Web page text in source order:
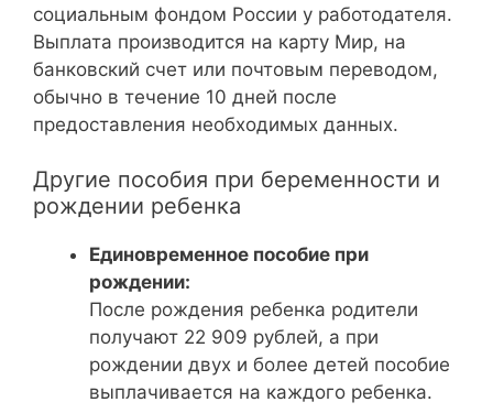
социальным фондом России у работодателя.
Выплата производится на карту Мир, на
банковский счет или почтовым переводом,
обычно в течение 10 дней после
предоставления необходимых данных.
Другие пособия при беременности и
рождении ребенка
Единовременное пособие при
рождении:
После рождения ребенка родители
получают 22 909 рублей, а при
рождении двух и более детей пособие
выплачивается на каждого ребенка.